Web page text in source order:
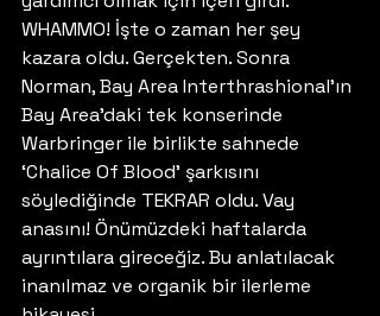
WHAMMO! İşte o zaman her şey
kazara oldu. Gerçekten. Sonra
Norman, Bay Area Interthrashional’ın
Bay Area’daki tek konserinde
Warbringer ile birlikte sahnede
‘Chalice Of Blood’ şarkısını
söylediğinde TEKRAR oldu. Vay
anasını! Önümüzdeki haftalarda
ayrıntılara gireceğiz. Bu anlatılacak
inanılmaz ve organik bir ilerleme